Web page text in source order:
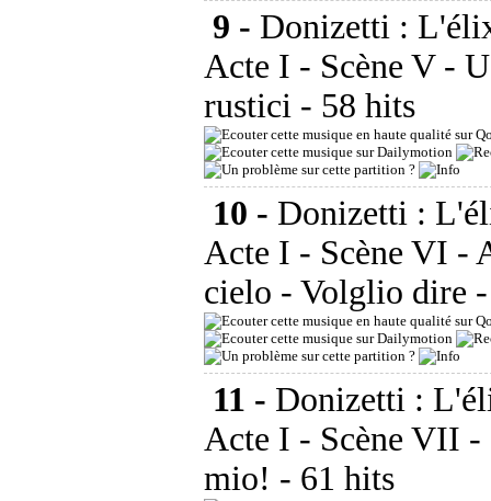
9 - Donizetti :
Acte I - Scène V -
rustici - 58 hits
10 - Donizetti :
Acte I - Scène VI -
cielo - Volglio dire
11 - Donizetti :
Acte I - Scène VII
mio! - 61 hits